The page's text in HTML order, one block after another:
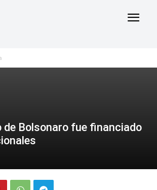
de Bolsonaro fue financiado